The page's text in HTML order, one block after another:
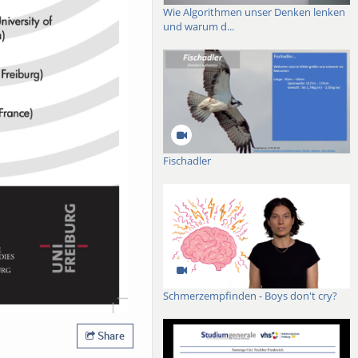
Share
Wie Algorithmen unser Denken lenken
und warum d...
Fischadler
Schmerzempfinden - Boys don't cry?